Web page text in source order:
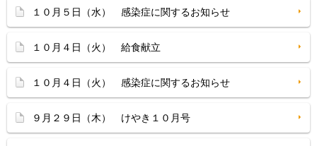
１０月５日（水） 感染症に関するお知らせ
１０月４日（火） 給食献立
１０月４日（火） 感染症に関するお知らせ
９月２９日（木） けやき１０月号